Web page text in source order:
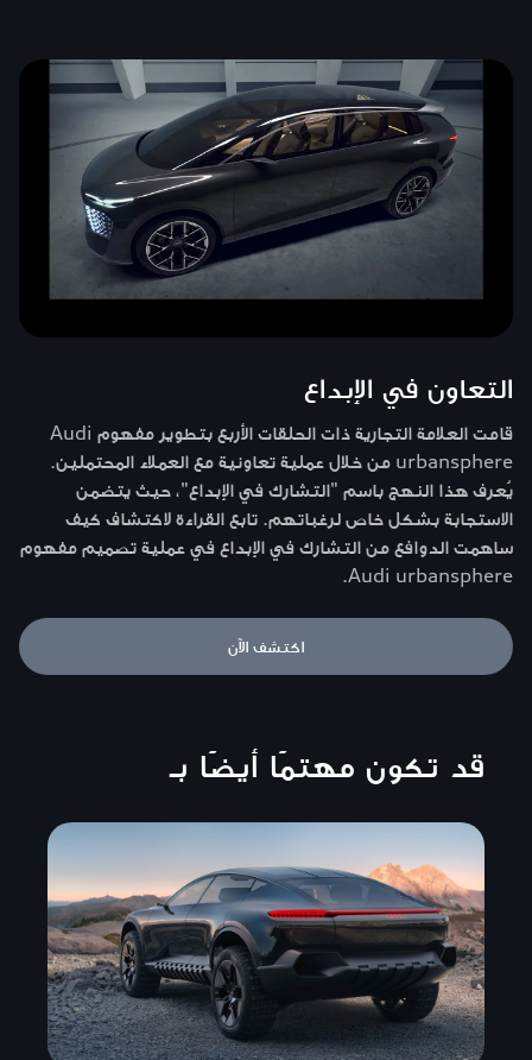
التعاون في الإبداع
قامت العلامة التجارية ذات الحلقات الأربع بتطوير مفهوم Audi
urbansphere من خلال عملية تعاونية مع العملاء المحتملين.
يُعرف هذا النهج باسم "التشارك في الإبداع"، حيث يتضمن
الاستجابة بشكل خاص لرغباتهم. تابع القراءة لاكتشاف كيف
ساهمت الدوافع من التشارك في الإبداع في عملية تصميم مفهوم
Audi urbansphere.
اكتشف الآن
قد تكون مهتمًا أيضًا بـ